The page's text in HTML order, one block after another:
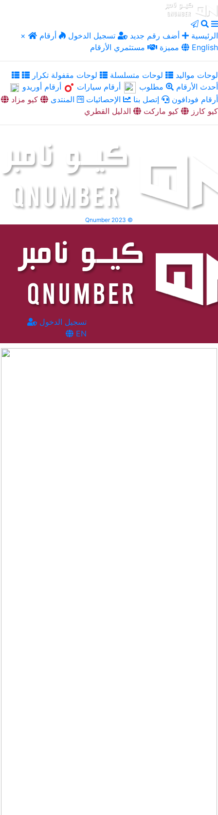
× الرئيسية أضف رقم جديد تسجيل الدخول
أرقام
مميزة
مستثمري الأرقام English
لوحات مواليد لوحات متسلسلة
لوحات مقفولة تكرار
أحدث الأرقام
مطلوب أرقام سيارات
أرقام أوريدو
أرقام فودافون
إتصل بنا الإحصائيات المنتدى
كيو مزاد
كيو كارز
كيو ماركت الدليل القطري
Qnumber 2023 ©
تسجيل الدخول
EN